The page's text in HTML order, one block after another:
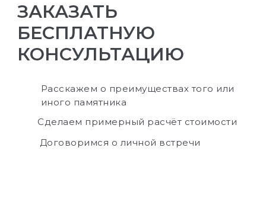
ЗАКАЗАТЬ
БЕСПЛАТНУЮ
КОНСУЛЬТАЦИЮ
Расскажем о преимуществах того или
иного памятника
Сделаем примерный расчёт стоимости
Договоримся о личной встречи